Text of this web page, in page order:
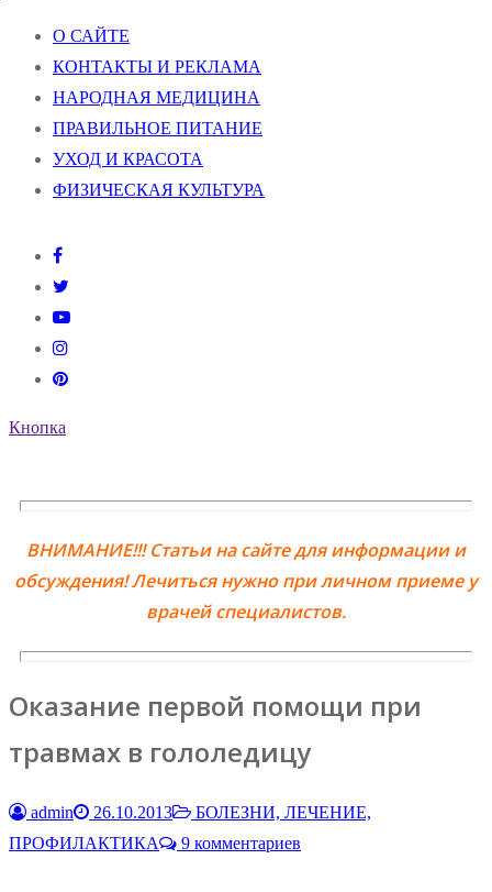
О САЙТЕ
КОНТАКТЫ И РЕКЛАМА
НАРОДНАЯ МЕДИЦИНА
ПРАВИЛЬНОЕ ПИТАНИЕ
УХОД И КРАСОТА
ФИЗИЧЕСКАЯ КУЛЬТУРА
Кнопка
ВНИМАНИЕ!!! Статьи на сайте для информации и
обсуждения! Лечиться нужно при личном приеме у
врачей специалистов.
Оказание первой помощи при
травмах в гололедицу
admin 26.10.2013
БОЛЕЗНИ, ЛЕЧЕНИЕ,
ПРОФИЛАКТИКА
9 комментариев